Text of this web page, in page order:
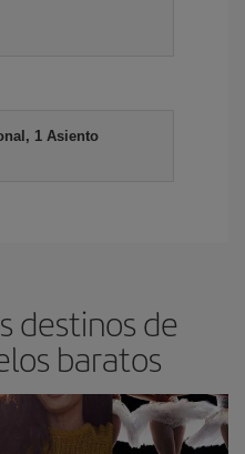
1 Asiento
destinos de
baratos